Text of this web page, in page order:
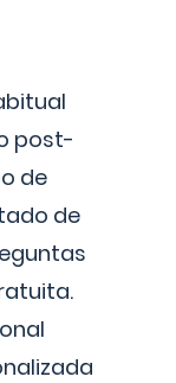
post-
de
de